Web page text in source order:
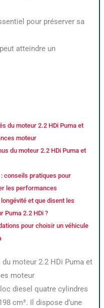
moteur
les performances
Puma 2.2 HDi ?
moteur 2.2 HDi Puma et
moteur
cm³. Il dispose d’une